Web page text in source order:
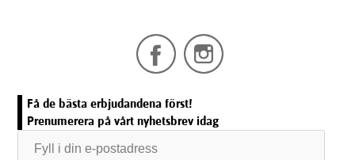
Få de bästa erbjudandena först!
Prenumerera på vårt nyhetsbrev idag